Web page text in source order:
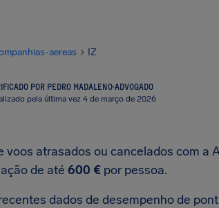
aereas IZ
POR PEDRO MADALENO·ADVOGADO
pela última vez 4 de março de 2026
voos atrasados ou cancelados com a
de até 600 € por pessoa.
dados de desempenho de